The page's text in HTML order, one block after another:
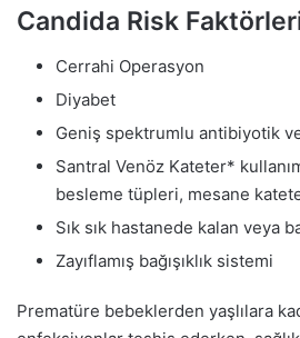
Candida Risk
Cerrahi Operasyon
Diyabet
Geniş spektrumlu antibiyotik
Santral Venöz Kateter*
besleme tüpleri, mesane
Sık sık hastanede kalan veya
Zayıflamış bağışıklık sistemi
Prematüre bebeklerden yaşlılara